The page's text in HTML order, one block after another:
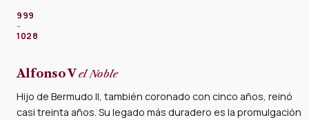
999
–
1028
Alfonso Vel Noble
Hijo de Bermudo II, también coronado con cinco años, reinó
casi treinta años. Su legado más duradero es la promulgación